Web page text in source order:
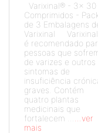
Varixinal® - 3x 30
Comprimidos -
de 3 Embalagens
Varixinal
é recomendado
pessoas que
de varizes e outros
sintomas de
insuficiência
graves. Contém
quatro plantas
medicinais que
fortalecem ...
...ver
mais